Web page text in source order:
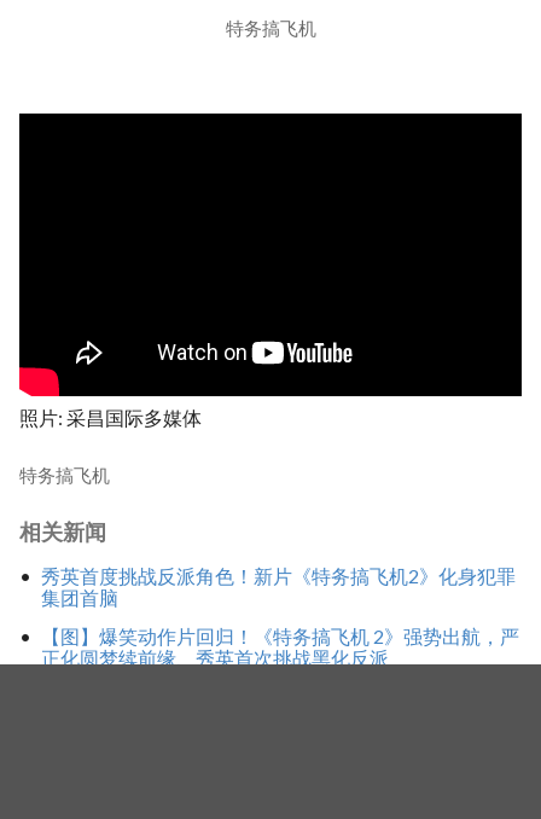
特务搞飞机
照片: 采昌国际多媒体
特务搞飞机
相关新闻
秀英首度挑战反派角色！新片《特务搞飞机2》化身犯罪
集团首脑
【图】爆笑动作片回归！《特务搞飞机 2》强势出航，严
正化圆梦续前缘、秀英首次挑战黑化反派